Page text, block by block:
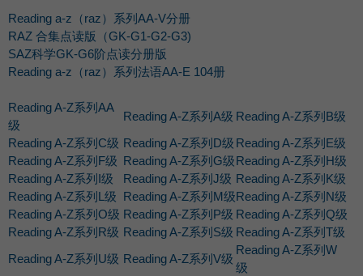
Reading a-z（raz）系列AA-V分册
RAZ 合集点读版（GK-G1-G2-G3)
SAZ科学GK-G6阶点读分册版
Reading a-z（raz）系列法语AA-E 104册
Reading A-Z系列AA
级
Reading A-Z系列A级 Reading A-Z系列B级
Reading A-Z系列C级 Reading A-Z系列D级 Reading A-Z系列E级
Reading A-Z系列F级 Reading A-Z系列G级Reading A-Z系列H级
Reading A-Z系列I级
Reading A-Z系列J级 Reading A-Z系列K级
Reading A-Z系列L级 Reading A-Z系列M级Reading A-Z系列N级
Reading A-Z系列O级 Reading A-Z系列P级 Reading A-Z系列Q级
Reading A-Z系列R级 Reading A-Z系列S级 Reading A-Z系列T级
Reading A-Z系列U级 Reading A-Z系列V级
Reading A-Z系列W
级